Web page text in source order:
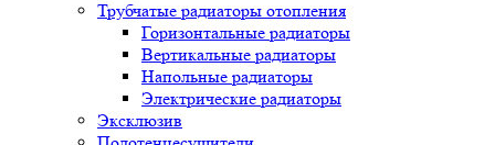
Трубчатые радиаторы отопления
Горизонтальные радиаторы
Вертикальные радиаторы
Напольные радиаторы
Электрические радиаторы
Эксклюзив